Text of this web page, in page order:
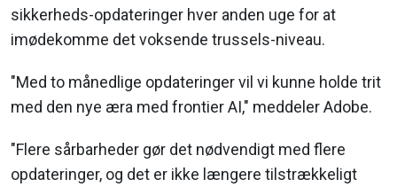
sikkerheds-opdateringer hver anden uge for at
imødekomme det voksende trussels-niveau.
"Med to månedlige opdateringer vil vi kunne holde trit
med den nye æra med frontier AI," meddeler Adobe.
"Flere sårbarheder gør det nødvendigt med flere
opdateringer, og det er ikke længere tilstrækkeligt